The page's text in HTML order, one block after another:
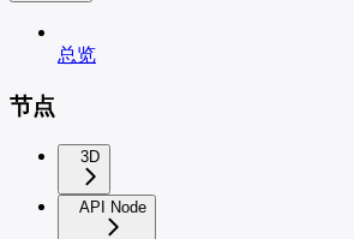
总览
节点
3D
API Node